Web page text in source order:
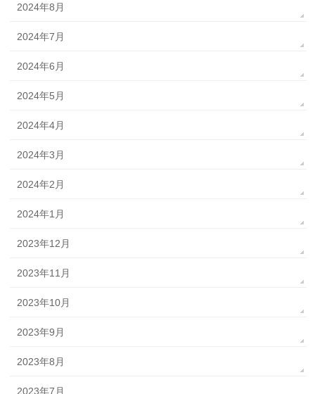
2024年8月
2024年7月
2024年6月
2024年5月
2024年4月
2024年3月
2024年2月
2024年1月
2023年12月
2023年11月
2023年10月
2023年9月
2023年8月
2023年7月